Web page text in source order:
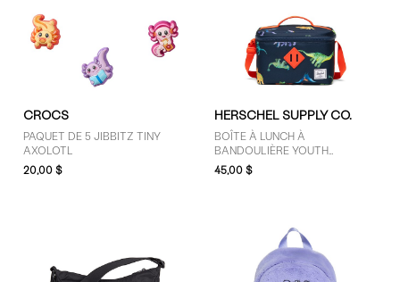
CROCS
PAQUET DE 5 JIBBITZ TINY
AXOLOTL
20,00 $
HERSCHEL SUPPLY CO.
BOÎTE À LUNCH À
BANDOULIÈRE YOUTH
HERITAGE DINO BLEU MARINE
45,00 $